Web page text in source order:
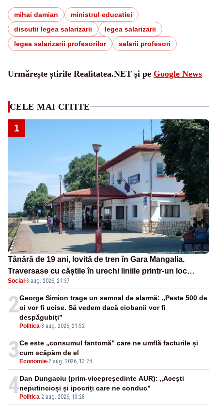
mihai damian
ministrul educatiei
discutii legea salarizarii
legea salarizarii
legea salarizarii profesorilor
salarii profesori
Urmărește știrile Realitatea.NET și pe Google News
CELE MAI CITITE
1
Tânără de 19 ani, lovită de tren în Gara Mangalia.
Traversase cu căștile în urechi liniile printr-un loc
nepermis
Social ·8 aug. 2026, 21:37
2
Politica-8 aug. 2026, 21:52
George Simion trage un semnal de alarmă: „Peste 500 de
oi vor fi ucise. Să vedem dacă ciobanii vor fi
despăgubiți”
3 Economie-2 aug. 2026, 13:24
Ce este „consumul fantomă” care ne umflă facturile și
cum scăpăm de el
4 Politica-2 aug. 2026, 13:28
Dan Dungaciu (prim-vicepreședinte AUR): „Acești
neputincioși și ipocriți care ne conduc”